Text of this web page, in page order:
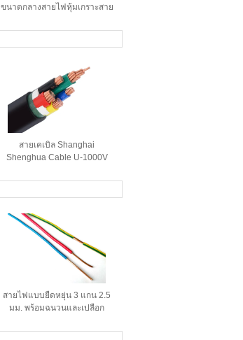
ขนาดกลางสายไฟหุ้มเกราะสาย
สายเคเบิล Shanghai
Shenghua Cable U-1000V
และเปลือกหุ้มด้วยตัวนำ
อะลูมิเนียม 3 แกน
สายไฟแบบยืดหยุ่น 3 แกน 2.5
มม. พร้อมฉนวนและเปลือก
Shenghua Group, สายไฟ